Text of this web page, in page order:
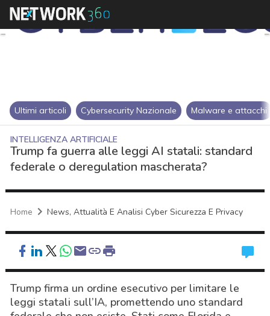
Ultimi articoli Cybersecurity Nazionale Malware e attacchi
INTELLIGENZA ARTIFICIALE
Trump fa guerra alle leggi AI statali: standard
federale o deregulation mascherata?
Home News, Attualità E Analisi Cyber Sicurezza E Privacy
Trump firma un ordine esecutivo per limitare le
leggi statali sull’IA, promettendo uno standard